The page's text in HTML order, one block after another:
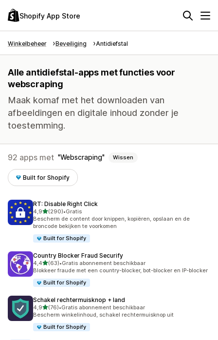
Shopify App Store
Winkelbeheer Beveiliging Antidiefstal
Alle antidiefstal-apps met functies voor
webscraping
Maak komaf met het downloaden van
afbeeldingen en digitale inhoud zonder je
toestemming.
92 apps met Webscraping Wissen
Built for Shopify
RT: Disable Right Click
4,9van 5 sterren
(290)
290 recensies in totaal
•Gratis
Bescherm de content door knippen, kopiëren, opslaan en de
broncode bekijken te voorkomen
Built for Shopify
Country Blocker Fraud Securify
4,4van 5 sterren
(63)
63 recensies in totaal
•Gratis abonnement beschikbaar
Blokkeer fraude met een country-blocker, bot-blocker en IP-blocker
Built for Shopify
Schakel rechtermuisknop + land
4,9van 5 sterren
(76)
76 recensies in totaal
•Gratis abonnement beschikbaar
Bescherm winkelinhoud, schakel rechtermuisknop uit
Built for Shopify